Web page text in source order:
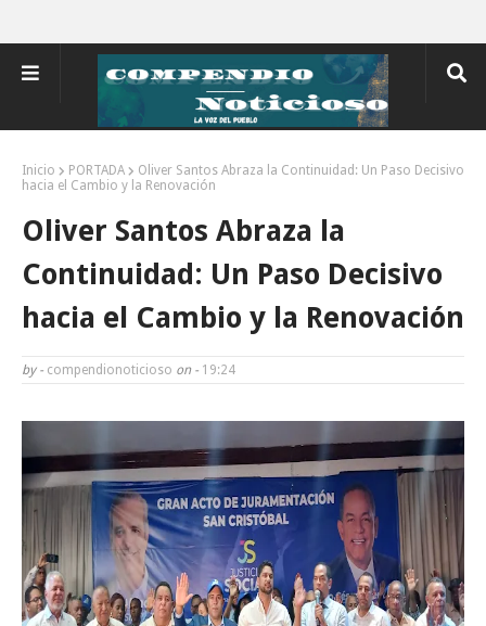
Inicio PORTADA
Oliver Santos Abraza la Continuidad: Un Paso Decisivo
hacia el Cambio y la Renovación
Oliver Santos Abraza la
Continuidad: Un Paso Decisivo
hacia el Cambio y la Renovación
by - compendionoticioso on - 19:24